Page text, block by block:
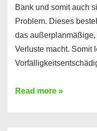
Bank und somit auch
Problem. Dieses
das
Verluste macht. Somit
Kredit
Read more »